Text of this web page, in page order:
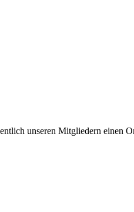
unseren Mitgliedern einen